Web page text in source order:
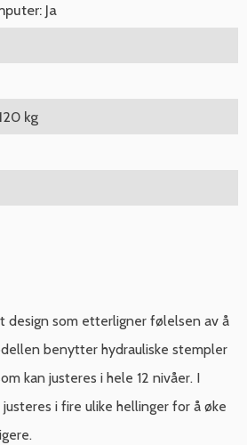
Ja
kg
design som etterligner følelsen av å
benytter hydrauliske stempler
kan justeres i hele 12 nivåer. I
i fire ulike hellinger for å øke